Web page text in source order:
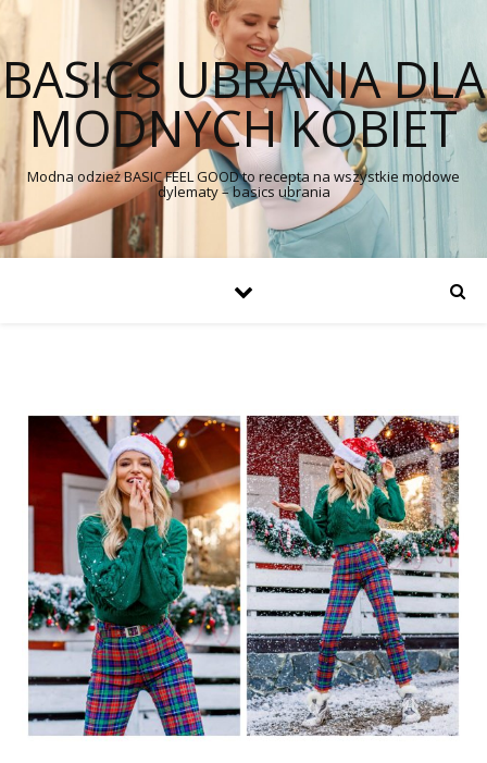
BASICS UBRANIA DLA
MODNYCH KOBIET
Modna odzież BASIC FEEL GOOD to recepta na wszystkie modowe
dylematy – basics ubrania